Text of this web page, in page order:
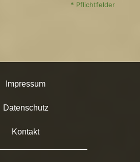
* Pflichtfelder
Impressum
Datenschutz
Kontakt